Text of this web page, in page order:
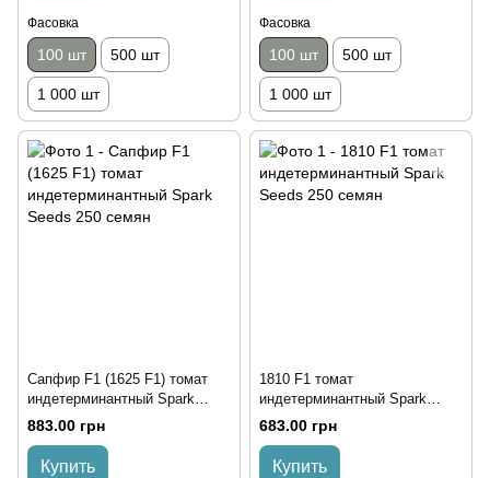
Фасовка
100 шт 500 шт
1 000 шт
Фасовка
100 шт 500 шт
1 000 шт
Сапфир F1 (1625 F1) томат
индетерминантный Spark
Seeds 250 семян
883.00 грн
Купить
1810 F1 томат
индетерминантный Spark
Seeds 250 семян
683.00 грн
Купить